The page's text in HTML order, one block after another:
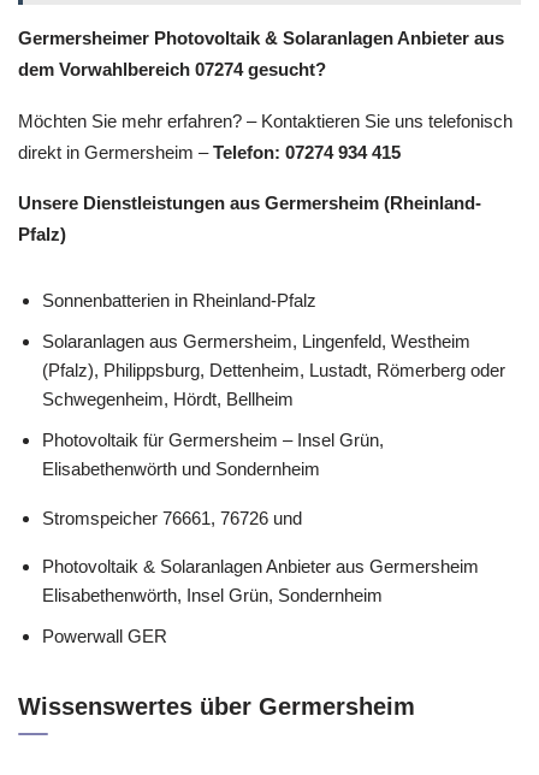
Germersheimer Photovoltaik & Solaranlagen Anbieter aus
dem Vorwahlbereich 07274 gesucht?
Möchten Sie mehr erfahren? – Kontaktieren Sie uns telefonisch
direkt in Germersheim –Telefon: 07274 934 415
Unsere Dienstleistungen aus Germersheim (Rheinland-
Pfalz)
Sonnenbatterien in Rheinland-Pfalz
Solaranlagen aus Germersheim, Lingenfeld, Westheim
(Pfalz), Philippsburg, Dettenheim, Lustadt, Römerberg oder
Schwegenheim, Hördt, Bellheim
Photovoltaik für Germersheim – Insel Grün,
Elisabethenwörth und Sondernheim
Stromspeicher 76661, 76726 und
Photovoltaik & Solaranlagen Anbieter aus Germersheim
Elisabethenwörth, Insel Grün, Sondernheim
Powerwall GER
Wissenswertes über Germersheim